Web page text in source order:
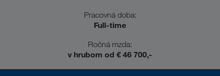
Pracovná doba:
Full-time
Ročná mzda:
v hrubom od € 46 700,-